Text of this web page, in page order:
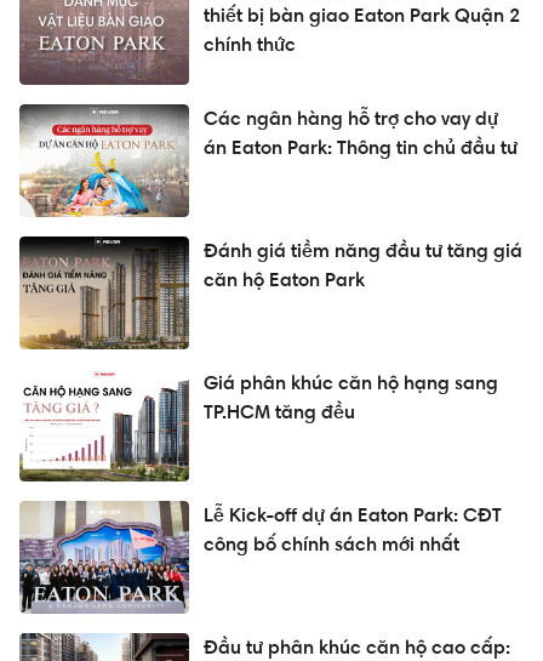
thiết bị bàn giao Eaton Park Quận 2
chính thức
Các ngân hàng hỗ trợ cho vay dự
án Eaton Park: Thông tin chủ đầu tư
Đánh giá tiềm năng đầu tư tăng giá
căn hộ Eaton Park
Giá phân khúc căn hộ hạng sang
TP.HCM tăng đều
Lễ Kick-off dự án Eaton Park: CĐT
công bố chính sách mới nhất
Đầu tư phân khúc căn hộ cao cấp: